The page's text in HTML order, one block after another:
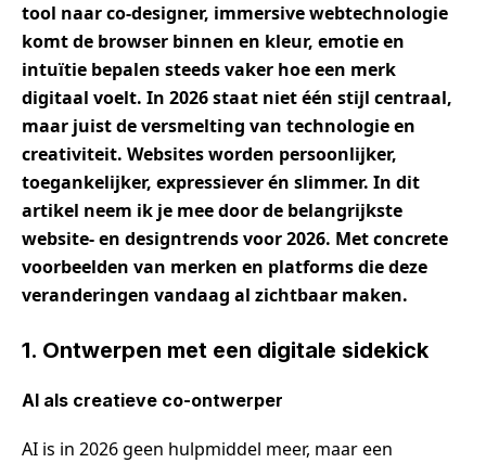
tool naar co-designer, immersivewebtechnologie
komt de browser binnen en kleur, emotie en
intuïtie bepalen steeds vaker hoe een merk
digitaal voelt. In 2026 staat niet één stijl centraal,
maar juist de versmelting van technologie en
creativiteit. Websites worden persoonlijker,
toegankelijker, expressiever én slimmer. In dit
artikel neem ik je mee door de belangrijkste
website-en designtrends voor 2026. Met concrete
voorbeelden van merken en platforms die deze
veranderingen vandaag al zichtbaar maken.
1. Ontwerpen met een digitale sidekick
AI als creatieve co-ontwerper
AI is in 2026 geen hulpmiddel meer, maar een